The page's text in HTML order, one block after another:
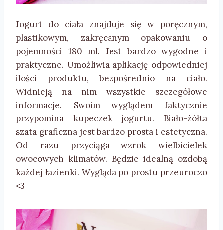
Jogurt do ciała znajduje się w poręcznym,
plastikowym, zakręcanym opakowaniu o
pojemności 180 ml. Jest bardzo wygodne i
praktyczne. Umożliwia aplikację odpowiedniej
ilości produktu, bezpośrednio na ciało.
Widnieją na nim wszystkie szczegółowe
informacje. Swoim wyglądem faktycznie
przypomina kupeczek jogurtu. Biało-żółta
szata graficzna jest bardzo prosta i estetyczna.
Od razu przyciąga wzrok wielbicielek
owocowych klimatów. Będzie idealną ozdobą
każdej łazienki. Wygląda po prostu przeuroczo
<3